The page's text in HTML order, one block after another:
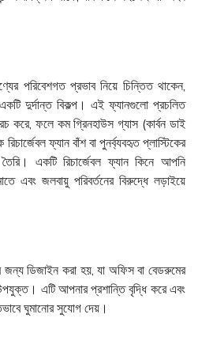
পরিবেশগত প্রভাব নিয়ে চিন্তিত থাকেন,
দুর্দান্ত বিকল্প। এই ফ্যানগুলো প্রচলিত
করে, ফলে কম গ্রিনহাউস গ্যাস (কার্বন ডাই
ফ্যান বাঁশ বা পুনর্ব্যবহৃত প্লাস্টিকের
একটি রিচার্জেবল ফ্যান কিনে আপনি
এবং জলবায়ু পরিবর্তনের বিরুদ্ধে লড়াইয়ে
জন্য ডিজাইন করা হয়, যা অফিস বা বেডরুমের
এটি আপনার প্রশান্তি বৃদ্ধি করে এবং
ঘুমানোর সুযোগ দেয়।